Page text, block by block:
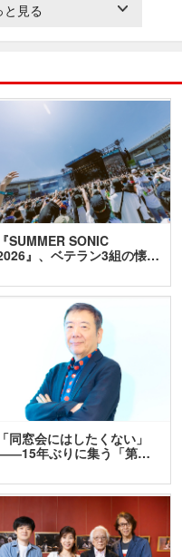
見る
『SUMMER SONIC
』、ベテラン3組の懐…
「同窓会にはしたくない」
年ぶりに集う「第…